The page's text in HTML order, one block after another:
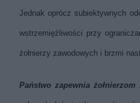
Jednak oprócz subiektywnych
wstrzemięźliwości przy
żołnierzy zawodowych i brzmi
Państwo zapewnia